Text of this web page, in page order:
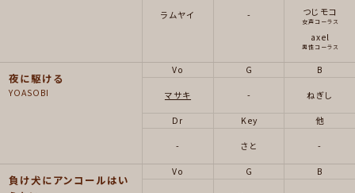
ラムヤイ - つじモコ
女声コーラス
axel
男性コーラス
夜に駆ける
YOASOBI
Vo
マサキ
G
-
B
ねぎし
Dr
-
Key
さと
他
-
負け犬にアンコールはい
Vo G B